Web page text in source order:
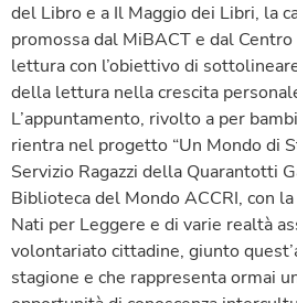
del Libro e a Il Maggio dei Libri, la
promossa dal MiBACT e dal
lettura con l’obiettivo di
della lettura nella crescita
L’appuntamento, rivolto a per
rientra nel progetto “Un Mondo di
Servizio Ragazzi della Quarantotti
Biblioteca del Mondo ACCRI, con
Nati per Leggere e di varie realtà
volontariato cittadine, giunto
stagione e che rappresenta ormai